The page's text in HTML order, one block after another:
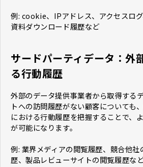
例: cookie、IPアドレス、アクセスログ
資料ダウンロード履歴など
サードパーティデータ：外
る行動履歴
外部のデータ提供事業者から取得する
トへの訪問履歴がない顧客についても
における行動履歴を把握することで、
が可能になります。
例: 業界メディアの閲覧履歴、競合他
歴、製品レビューサイトの閲覧履歴な